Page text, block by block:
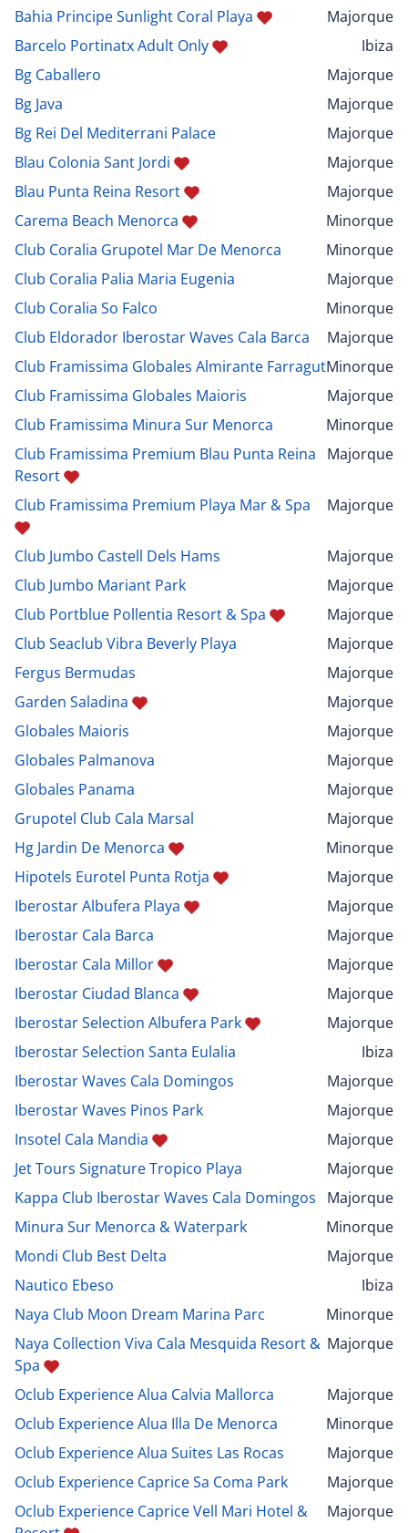
Bahia Principe Sunlight Coral Playa
Majorque
Barcelo Portinatx Adult Only
Ibiza
Bg Caballero
Majorque
Bg Java
Majorque
Bg Rei Del Mediterrani Palace
Majorque
Blau Colonia Sant Jordi
Majorque
Blau Punta Reina Resort
Majorque
Carema Beach Menorca
Minorque
Club Coralia Grupotel Mar De Menorca
Minorque
Club Coralia Palia Maria Eugenia
Majorque
Club Coralia So Falco
Minorque
Club Eldorador Iberostar Waves Cala Barca
Majorque
Club Framissima Globales Almirante FarragutMinorque
Club Framissima Globales Maioris
Majorque
Club Framissima Minura Sur Menorca
Minorque
Club Framissima Premium Blau Punta Reina
Resort
Majorque
Club Framissima Premium Playa Mar & Spa Majorque
Club Jumbo Castell Dels Hams
Majorque
Club Jumbo Mariant Park
Majorque
Club Portblue Pollentia Resort & Spa
Majorque
Club Seaclub Vibra Beverly Playa
Majorque
Fergus Bermudas
Majorque
Garden Saladina
Majorque
Globales Maioris
Majorque
Globales Palmanova
Majorque
Globales Panama
Majorque
Grupotel Club Cala Marsal
Majorque
Hg Jardin De Menorca
Minorque
Hipotels Eurotel Punta Rotja
Majorque
Iberostar Albufera Playa
Majorque
Iberostar Cala Barca
Majorque
Iberostar Cala Millor
Majorque
Iberostar Ciudad Blanca
Majorque
Iberostar Selection Albufera Park
Majorque
Iberostar Selection Santa Eulalia
Ibiza
Iberostar Waves Cala Domingos
Majorque
Iberostar Waves Pinos Park
Majorque
Insotel Cala Mandia
Majorque
Jet Tours Signature Tropico Playa
Majorque
Kappa Club Iberostar Waves Cala Domingos
Majorque
Minura Sur Menorca & Waterpark
Minorque
Mondi Club Best Delta
Majorque
Nautico Ebeso
Ibiza
Naya Club Moon Dream Marina Parc
Minorque
Naya Collection Viva Cala Mesquida Resort &
Spa
Majorque
Oclub Experience Alua Calvia Mallorca
Majorque
Oclub Experience Alua Illa De Menorca
Minorque
Oclub Experience Alua Suites Las Rocas
Majorque
Oclub Experience Caprice Sa Coma Park
Majorque
Oclub Experience Caprice Vell Mari Hotel &
Majorque